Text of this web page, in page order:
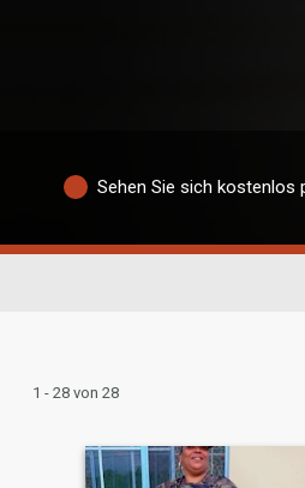
Sehen Sie sich kostenlos
1 - 28 von 28